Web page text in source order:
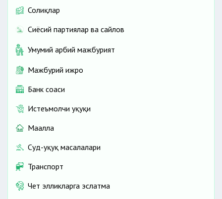
Солиқлар
Сиёсий партиялар ва сайлов
Умумий ҳарбий мажбурият
Мажбурий ижро
Банк соҳаси
Истеъмолчи ҳуқуқи
Маҳалла
Суд-ҳуқуқ масалалари
Транспорт
Чет элликларга эслатма